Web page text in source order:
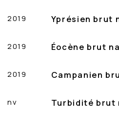
2019 Yprésien brut
2019 Éocène brut
2019 Campanien
nv Turbidité brut